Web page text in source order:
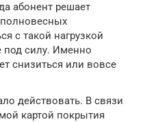
абонент решает
полновесных
с такой нагрузкой
силу. Именно
снизиться или вовсе
действовать. В связи
картой покрытия